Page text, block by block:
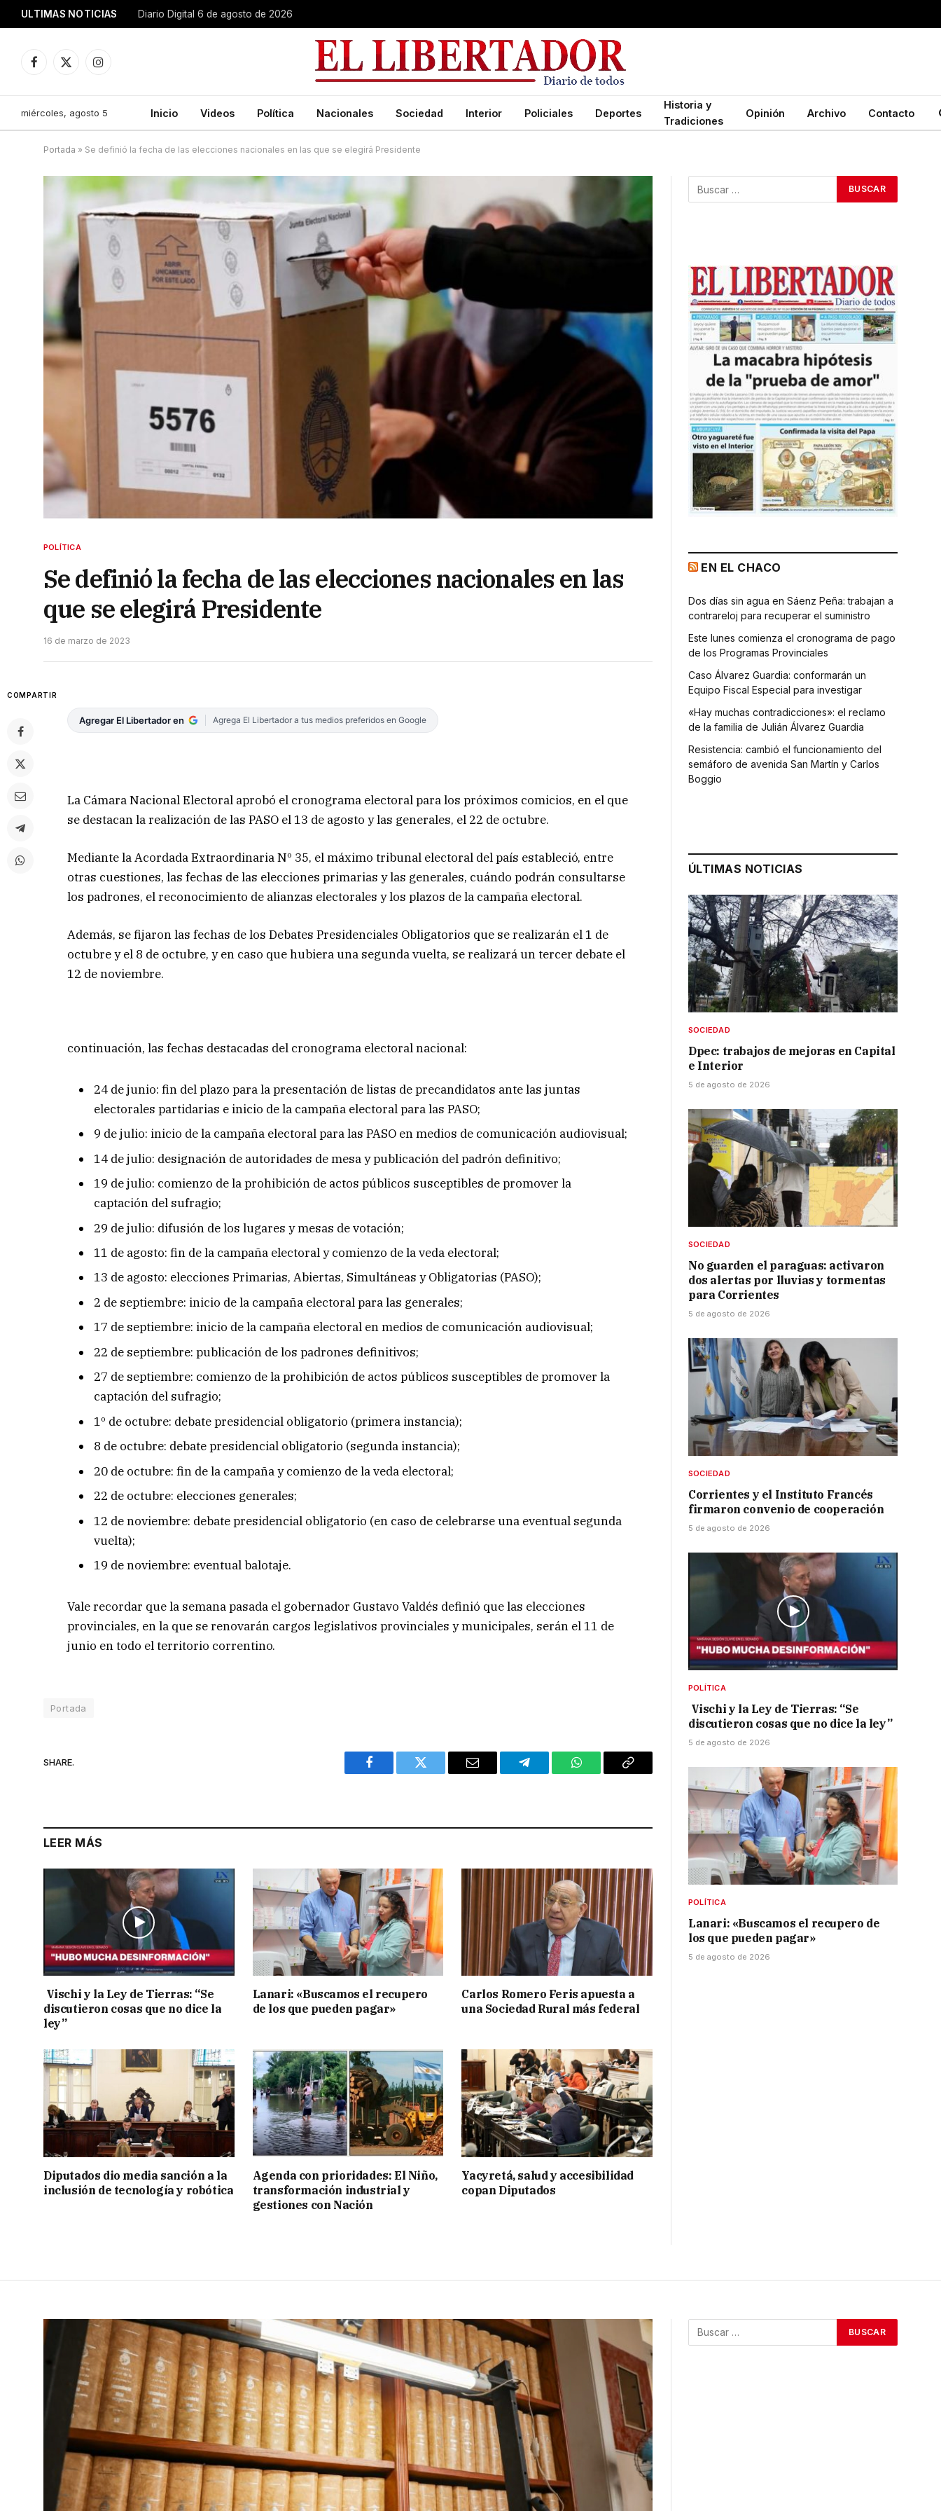
ULTIMAS NOTICIAS Diario Digital 6 de agosto de 2026
Facebook
X
Instagram
miércoles, agosto 5 Inicio Videos Política Nacionales Sociedad Interior Policiales Deportes
Historia y
Tradiciones
Opinión Archivo Contacto
Portada » Se definió la fecha de las elecciones nacionales en las que se elegirá Presidente
POLÍTICA
Se definió la fecha de las elecciones nacionales en las
que se elegirá Presidente
16 de marzo de 2023
COMPARTIR
Agregar El Libertador en Agrega El Libertador a tus medios preferidos en Google
La Cámara Nacional Electoral aprobó el cronograma electoral para los próximos comicios, en el que
se destacan la realización de las PASO el 13 de agosto y las generales, el 22 de octubre.
Mediante la Acordada Extraordinaria Nº 35, el máximo tribunal electoral del país estableció, entre
otras cuestiones, las fechas de las elecciones primarias y las generales, cuándo podrán consultarse
los padrones, el reconocimiento de alianzas electorales y los plazos de la campaña electoral.
Además, se fijaron las fechas de los Debates Presidenciales Obligatorios que se realizarán el 1 de
octubre y el 8 de octubre, y en caso que hubiera una segunda vuelta, se realizará un tercer debate el
12 de noviembre.
continuación, las fechas destacadas del cronograma electoral nacional:
24 de junio: fin del plazo para la presentación de listas de precandidatos ante las juntas
electorales partidarias e inicio de la campaña electoral para las PASO;
9 de julio: inicio de la campaña electoral para las PASO en medios de comunicación audiovisual;
14 de julio: designación de autoridades de mesa y publicación del padrón definitivo;
19 de julio: comienzo de la prohibición de actos públicos susceptibles de promover la
captación del sufragio;
29 de julio: difusión de los lugares y mesas de votación;
11 de agosto: fin de la campaña electoral y comienzo de la veda electoral;
13 de agosto: elecciones Primarias, Abiertas, Simultáneas y Obligatorias (PASO);
2 de septiembre: inicio de la campaña electoral para las generales;
17 de septiembre: inicio de la campaña electoral en medios de comunicación audiovisual;
22 de septiembre: publicación de los padrones definitivos;
27 de septiembre: comienzo de la prohibición de actos públicos susceptibles de promover la
captación del sufragio;
1º de octubre: debate presidencial obligatorio (primera instancia);
8 de octubre: debate presidencial obligatorio (segunda instancia);
20 de octubre: fin de la campaña y comienzo de la veda electoral;
22 de octubre: elecciones generales;
12 de noviembre: debate presidencial obligatorio (en caso de celebrarse una eventual segunda
vuelta);
19 de noviembre: eventual balotaje.
Vale recordar que la semana pasada el gobernador Gustavo Valdés definió que las elecciones
provinciales, en la que se renovarán cargos legislativos provinciales y municipales, serán el 11 de
junio en todo el territorio correntino.
Portada
SHARE.
Facebook Twitter Email Telegram WhatsAppCopy
LEER MÁS
Vischi y la Ley de Tierras: “Se
discutieron cosas que no dice la
ley”
Lanari: «Buscamos el recupero
de los que pueden pagar»
Carlos Romero Feris apuesta a
una Sociedad Rural más federal
Diputados dio media sanción a la
inclusión de tecnología y robótica
Agenda con prioridades: El Niño,
transformación industrial y
gestiones con Nación
Yacyretá, salud y accesibilidad
copan Diputados
EN EL CHACO
Dos días sin agua en Sáenz Peña: trabajan a
contrareloj para recuperar el suministro
Este lunes comienza el cronograma de pago
de los Programas Provinciales
Caso Álvarez Guardia: conformarán un
Equipo Fiscal Especial para investigar
«Hay muchas contradicciones»: el reclamo
de la familia de Julián Álvarez Guardia
Resistencia: cambió el funcionamiento del
semáforo de avenida San Martín y Carlos
Boggio
ÚLTIMAS NOTICIAS
SOCIEDAD
Dpec: trabajos de mejoras en Capital
e Interior
5 de agosto de 2026
SOCIEDAD
No guarden el paraguas: activaron
dos alertas por lluvias y tormentas
para Corrientes
5 de agosto de 2026
SOCIEDAD
Corrientes y el Instituto Francés
firmaron convenio de cooperación
5 de agosto de 2026
POLÍTICA
Vischi y la Ley de Tierras: “Se
discutieron cosas que no dice la ley”
5 de agosto de 2026
POLÍTICA
Lanari: «Buscamos el recupero de
los que pueden pagar»
5 de agosto de 2026